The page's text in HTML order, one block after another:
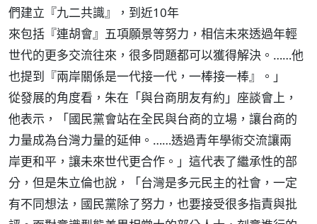
們建立『九二共識』，到近10年
來包括『連胡會』五項願景等努力，相信未來透過年輕
世代的更多交流往來，很多問題都可以獲得解決。……他
也提到『兩岸關係是一代接一代，一棒接一棒』。」
從發展的角度看，朱在「與台商朋友有約」座談會上，
他表示，「國民黨會站在全民與台商的立場，讓台商的
力量成為台灣力量的延伸。……透過青年學術交流讓兩
岸更和平，讓未來世代更合作。」這代表了繼承性的部
分，但是朱立倫也說，「台灣是多元民主的社會，一定
有不同想法，國民黨除了努力，也要接受很多指責與批